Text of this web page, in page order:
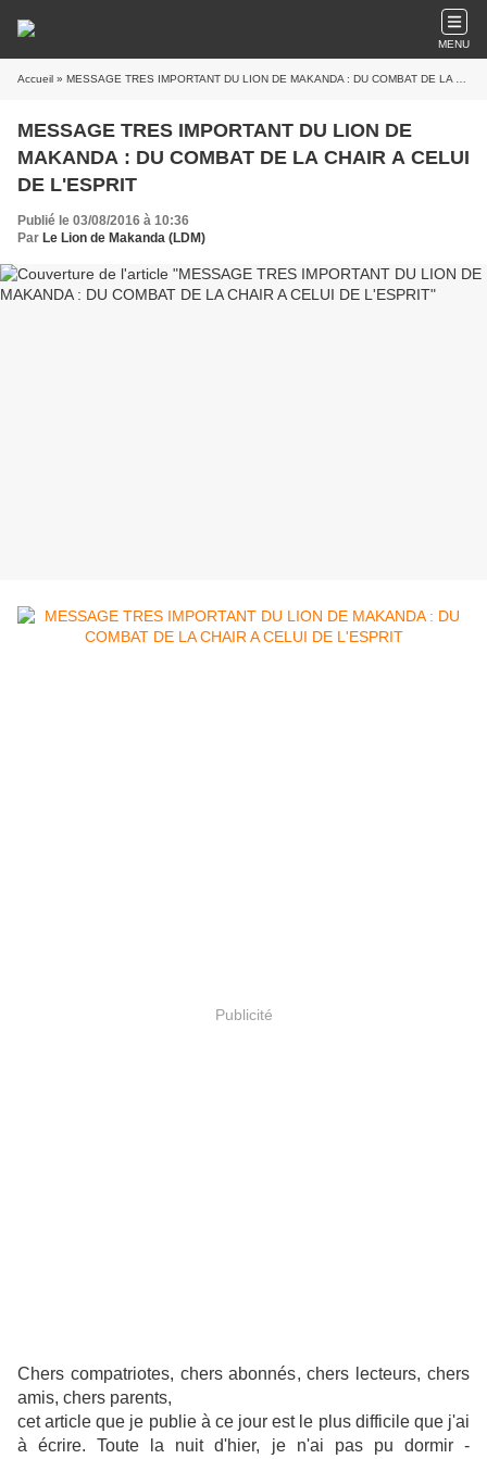
MENU
Accueil » MESSAGE TRES IMPORTANT DU LION DE MAKANDA : DU COMBAT DE LA CHAIR A CELUI DE L'ESPRIT
MESSAGE TRES IMPORTANT DU LION DE
MAKANDA : DU COMBAT DE LA CHAIR A CELUI
DE L'ESPRIT
Publié le 03/08/2016 à 10:36
Par Le Lion de Makanda (LDM)
Publicité
Chers compatriotes, chers abonnés, chers lecteurs, chers
amis, chers parents,
cet article que je publie à ce jour est le plus difficile que j'ai
à écrire. Toute la nuit d'hier, je n'ai pas pu dormir -